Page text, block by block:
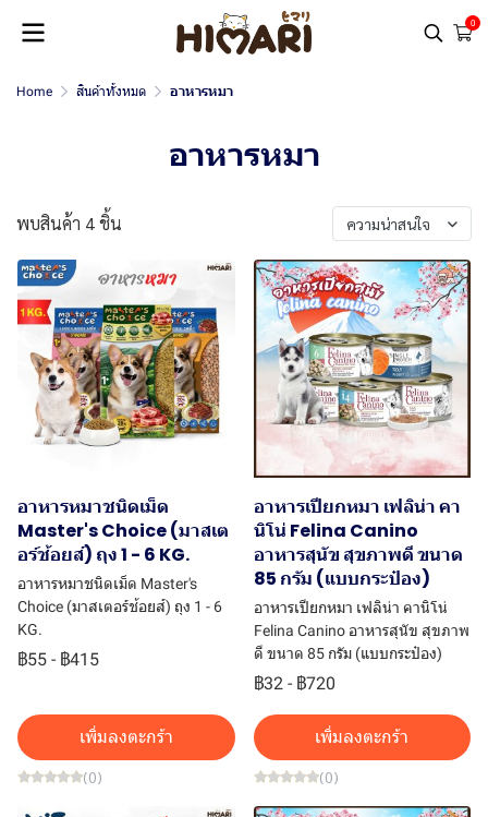
0
Home สินค้าทั้งหมด อาหารหมา
อาหารหมา
พบสินค้า 4 ชิ้น ความน่าสนใจ
อาหารหมาชนิดเม็ด
Master's Choice (มาสเต
อร์ช้อยส์) ถุง 1 - 6 KG.
อาหารหมาชนิดเม็ด Master's
Choice (มาสเตอร์ช้อยส์) ถุง 1 - 6
KG.
฿55 - ฿415
เพิ่มลงตะกร้า
(0)
อาหารเปียกหมา เฟลิน่า คา
นิโน่ Felina Canino
อาหารสุนัข สุขภาพดี ขนาด
85 กรัม (แบบกระป๋อง)
อาหารเปียกหมา เฟลิน่า คานิโน่
Felina Canino อาหารสุนัข สุขภาพ
ดี ขนาด 85 กรัม (แบบกระป๋อง)
฿32 - ฿720
เพิ่มลงตะกร้า
(0)